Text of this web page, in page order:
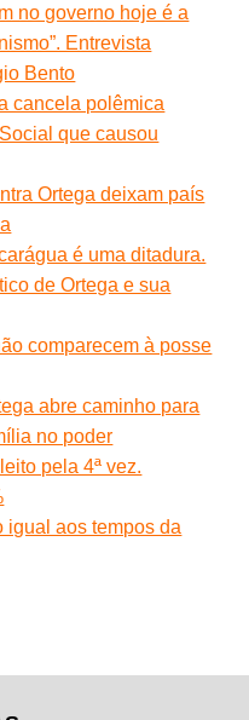
no governo hoje é a
Entrevista
Bento
cancela polêmica
que causou
Ortega deixam país
é uma ditadura.
de Ortega e sua
comparecem à posse
abre caminho para
no poder
pela 4ª vez.
igual aos tempos da